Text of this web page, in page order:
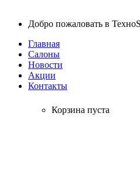
Добро пожаловать в
Главная
Салоны
Новости
Aкции
Контакты
Корзина пуста